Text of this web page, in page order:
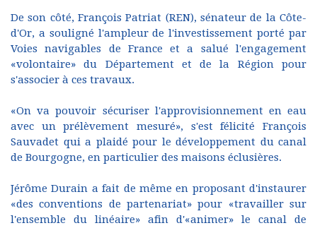
De son côté, François Patriat (REN), sénateur de la Côte-
d'Or, a souligné l'ampleur de l'investissement porté par
Voies navigables de France et a salué l'engagement
«volontaire» du Département et de la Région pour
s'associer à ces travaux.
«On va pouvoir sécuriser l'approvisionnement en eau
avec un prélèvement mesuré», s'est félicité François
Sauvadet qui a plaidé pour le développement du canal
de Bourgogne, en particulier des maisons éclusières.
Jérôme Durain a fait de même en proposant d'instaurer
«des conventions de partenariat» pour «travailler sur
l'ensemble du linéaire» afin d'«animer» le canal de